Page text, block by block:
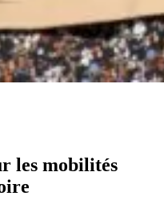
les mobilités